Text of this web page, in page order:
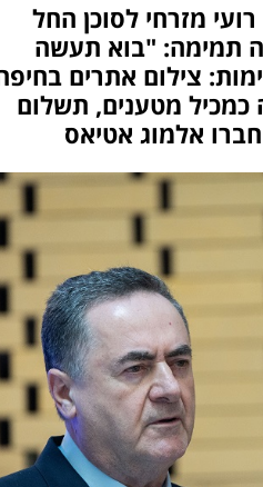
מזרחי לסוכן החל
תמימה: "בוא תעשה
צילום אתרים
מטענים, תשלום
אלמוג אטיאס